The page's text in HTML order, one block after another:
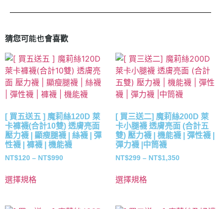
猜您可能也會喜歡
[ 買五送五 ] 魔莉絲120D 萊
卡褲襪(合計10雙) 透膚亮面
壓力襪 | 顯瘦腿襪 | 絲襪 | 彈
性襪 | 褲襪 | 機能襪
NT$120 – NT$990
選擇規格
[ 買三送二] 魔莉絲200D 萊
卡小腿襪 透膚亮面 (合計五
雙) 壓力襪 | 機能襪 | 彈性襪 |
彈力襪 |中筒襪
NT$299 – NT$1,350
選擇規格